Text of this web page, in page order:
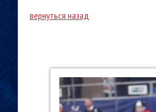
вернуться назад